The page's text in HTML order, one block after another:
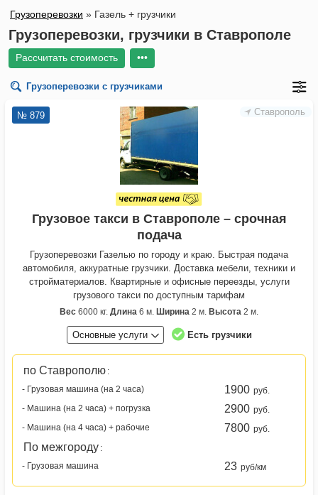
Грузоперевозки » Газель + грузчики
Грузоперевозки, грузчики в Ставрополе
Рассчитать стоимость •••
Грузоперевозки с грузчиками
Ставрополь
№ 879
Грузовое такси в Ставрополе – срочная
подача
Грузоперевозки Газелью по городу и краю. Быстрая подача
автомобиля, аккуратные грузчики. Доставка мебели, техники и
стройматериалов. Квартирные и офисные переезды, услуги
грузового такси по доступным тарифам
Вес 6000 кг. Длина 6 м. Ширина 2 м. Высота 2 м.
Основные услуги Есть грузчики
по Ставрополю :
- Грузовая машина (на 2 часа)
1900 руб.
- Машина (на 2 часа) + погрузка
2900 руб.
- Машина (на 4 часа) + рабочие
7800 руб.
По межгороду :
- Грузовая машина
23 руб/км